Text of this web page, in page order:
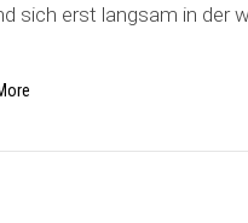
sich erst langsam in der